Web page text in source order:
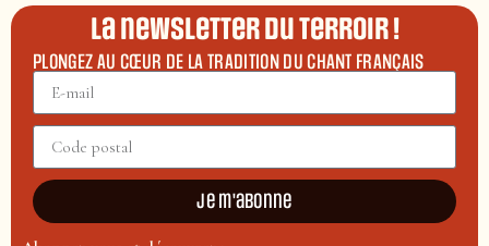
La newsletter du terroir !
PLONGEZ AU CŒUR DE LA TRADITION DU CHANT FRANÇAIS
Je m'abonne